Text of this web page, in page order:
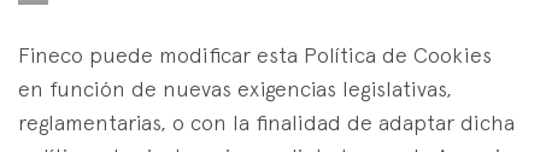
Fineco puede modificar esta Política de Cookies
en función de nuevas exigencias legislativas,
reglamentarias, o con la finalidad de adaptar dicha